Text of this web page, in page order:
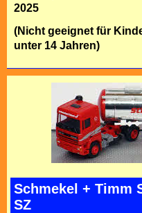
2025
(Nicht geeignet für
unter 14 Jahren)
Schmekel + Timm
SZ